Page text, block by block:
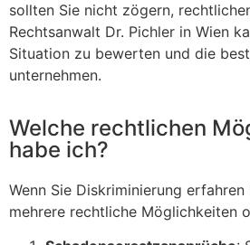
sollten Sie nicht zögern,
Rechtsanwalt Dr. Pichler in Wien
Situation zu bewerten und die
unternehmen.
Welche rechtlichen
habe ich?
Wenn Sie Diskriminierung erfahren
mehrere rechtliche Möglichkeiten